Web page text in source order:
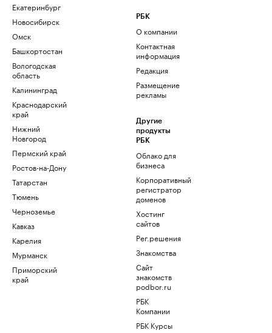
Екатеринбург
Новосибирск
Омск
Башкортостан
Вологодская
область
Калининград
Краснодарский
край
Нижний
Новгород
Пермский край
Ростов-на-Дону
Татарстан
Тюмень
Черноземье
Кавказ
Карелия
Мурманск
Приморский
край
РБК
О компании
Контактная
информация
Редакция
Размещение
рекламы
Другие
продукты
РБК
Облако для
бизнеса
Корпоративный
регистратор
доменов
Хостинг
сайтов
Рег.решения
Знакомства
Сайт
знакомств
podbor.ru
РБК
Компании
РБК Курсы